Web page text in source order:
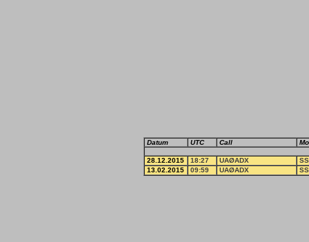
Datum UTC Call
28.12.2015 18:27 UAØADX
13.02.2015
09:59 UAØADX